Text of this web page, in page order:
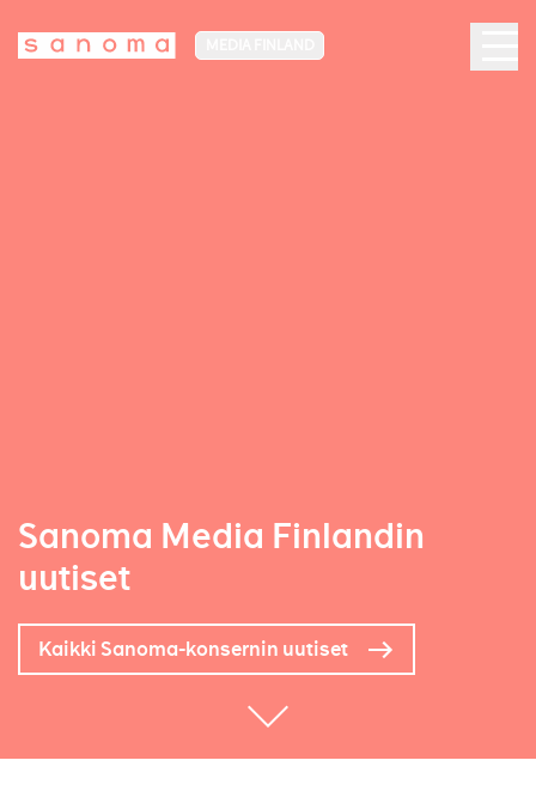
Sanoma Media Finlandin
uutiset
Kaikki Sanoma-konsernin uutiset